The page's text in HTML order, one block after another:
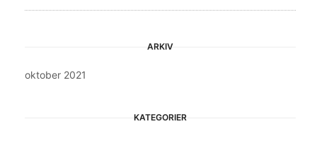
ARKIV
oktober 2021
KATEGORIER